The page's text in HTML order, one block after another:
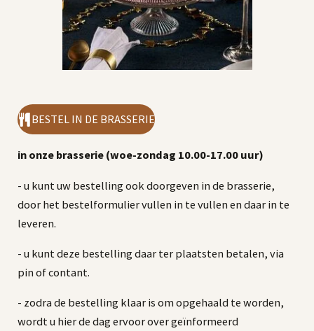
BESTEL IN DE BRASSERIE
in onze brasserie (woe-zondag 10.00-17.00 uur)
- u kunt uw bestelling ook doorgeven in de brasserie,
door het bestelformulier vullen in te vullen en daar in te
leveren.
- u kunt deze bestelling daar ter plaatsten betalen, via
pin of contant.
- zodra de bestelling klaar is om opgehaald te worden,
wordt u hier de dag ervoor over geïnformeerd